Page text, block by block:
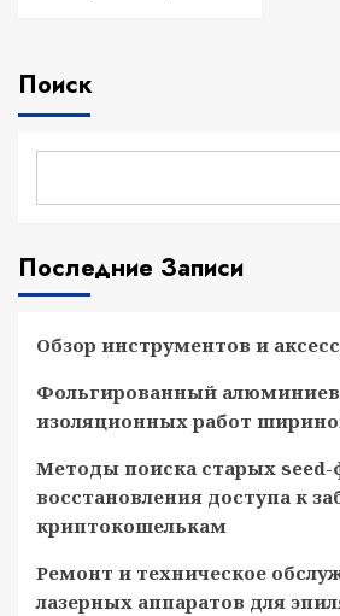
Поиск
Последние Записи
Обзор инструментов и
Фольгированный
изоляционных работ
Методы поиска старых seed-
восстановления доступа к
криптокошелькам
Ремонт и техническое
лазерных аппаратов для